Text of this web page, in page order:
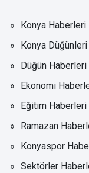
Konya Haberleri
Konya Düğünleri
Düğün Haberleri
Ekonomi
Eğitim Haberleri
Ramazan
Konyaspor
Sektörler